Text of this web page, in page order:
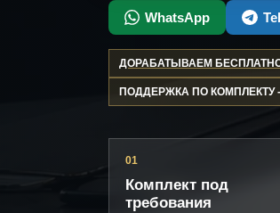
WhatsApp
ДОРАБАТЫВАЕМ
ПОДДЕРЖКА ПО КОМПЛЕКТУ
01
Комплект под
требования